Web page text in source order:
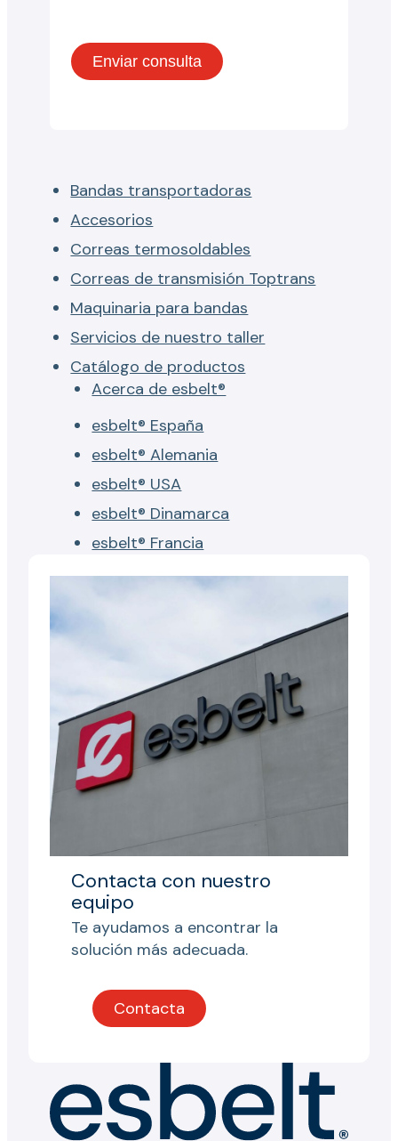
Bandas transportadoras
Accesorios
Correas termosoldables
Correas de transmisión Toptrans
Maquinaria para bandas
Servicios de nuestro taller
Catálogo de productos
Acerca de esbelt®
esbelt® España
esbelt® Alemania
esbelt® USA
esbelt® Dinamarca
esbelt® Francia
Contacta con nuestro
equipo
Te ayudamos a encontrar la
solución más adecuada.
Contacta